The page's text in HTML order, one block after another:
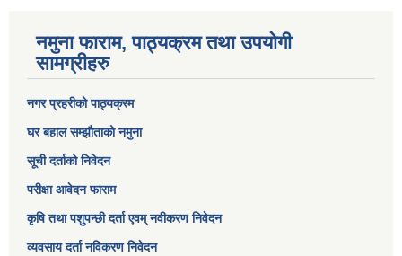
नमुना फाराम, पाठ्यक्रम तथा उपयोगी
सामग्रीहरु
नगर प्रहरीको पाठ्यक्रम
घर बहाल सम्झौताको नमुना
सूची दर्ताको निवेदन
परीक्षा आवेदन फाराम
कृषि तथा पशुपन्छी दर्ता एवम् नवीकरण निवेदन
व्यवसाय दर्ता नविकरण निवेदन